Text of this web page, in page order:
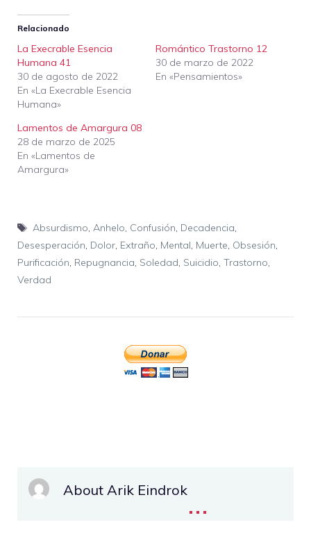
Relacionado
La Execrable Esencia
Humana 41
30 de agosto de 2022
En «La Execrable Esencia
Humana»
Romántico Trastorno 12
30 de marzo de 2022
En «Pensamientos»
Lamentos de Amargura 08
28 de marzo de 2025
En «Lamentos de
Amargura»
Etiquetas
Absurdismo, Anhelo, Confusión, Decadencia,
Desesperación, Dolor, Extraño, Mental, Muerte, Obsesión,
Purificación, Repugnancia, Soledad, Suicidio, Trastorno,
Verdad
About Arik Eindrok...